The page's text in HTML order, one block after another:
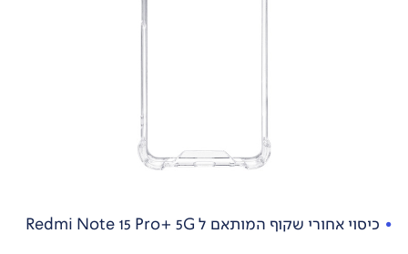
כיסוי אחורי שקוף המותאם ל Redmi Note 15 Pro+ 5G